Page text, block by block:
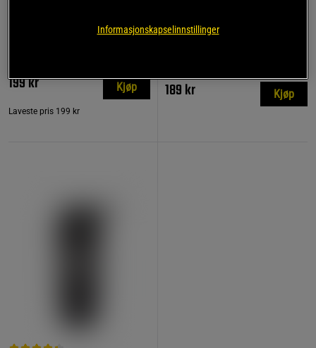
Kreatin Monohydrat 500 g
199 kr
Laveste pris 199 kr
Kjøp
Trekkreimer Lær
189 kr Kjøp
Informasjonskapselinnstillinger